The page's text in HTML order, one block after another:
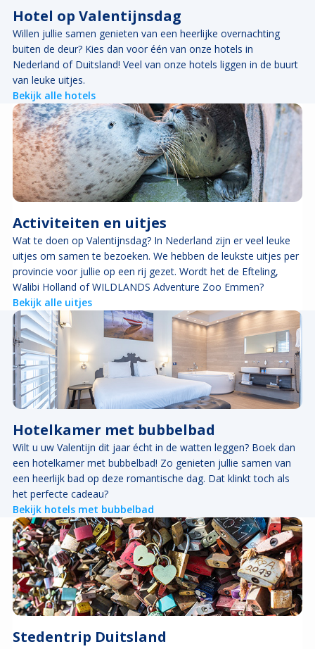
Hotel op Valentijnsdag
Willen jullie samen genieten van een heerlijke overnachting
buiten de deur? Kies dan voor één van onze hotels in
Nederland of Duitsland! Veel van onze hotels liggen in de buurt
van leuke uitjes.
Bekijk alle hotels
Activiteiten en uitjes
Wat te doen op Valentijnsdag? In Nederland zijn er veel leuke
uitjes om samen te bezoeken. We hebben de leukste uitjes per
provincie voor jullie op een rij gezet. Wordt het de Efteling,
Walibi Holland of WILDLANDS Adventure Zoo Emmen?
Bekijk alle uitjes
Hotelkamer met bubbelbad
Wilt u uw Valentijn dit jaar écht in de watten leggen? Boek dan
een hotelkamer met bubbelbad! Zo genieten jullie samen van
een heerlijk bad op deze romantische dag. Dat klinkt toch als
het perfecte cadeau?
Bekijk hotels met bubbelbad
Stedentrip Duitsland